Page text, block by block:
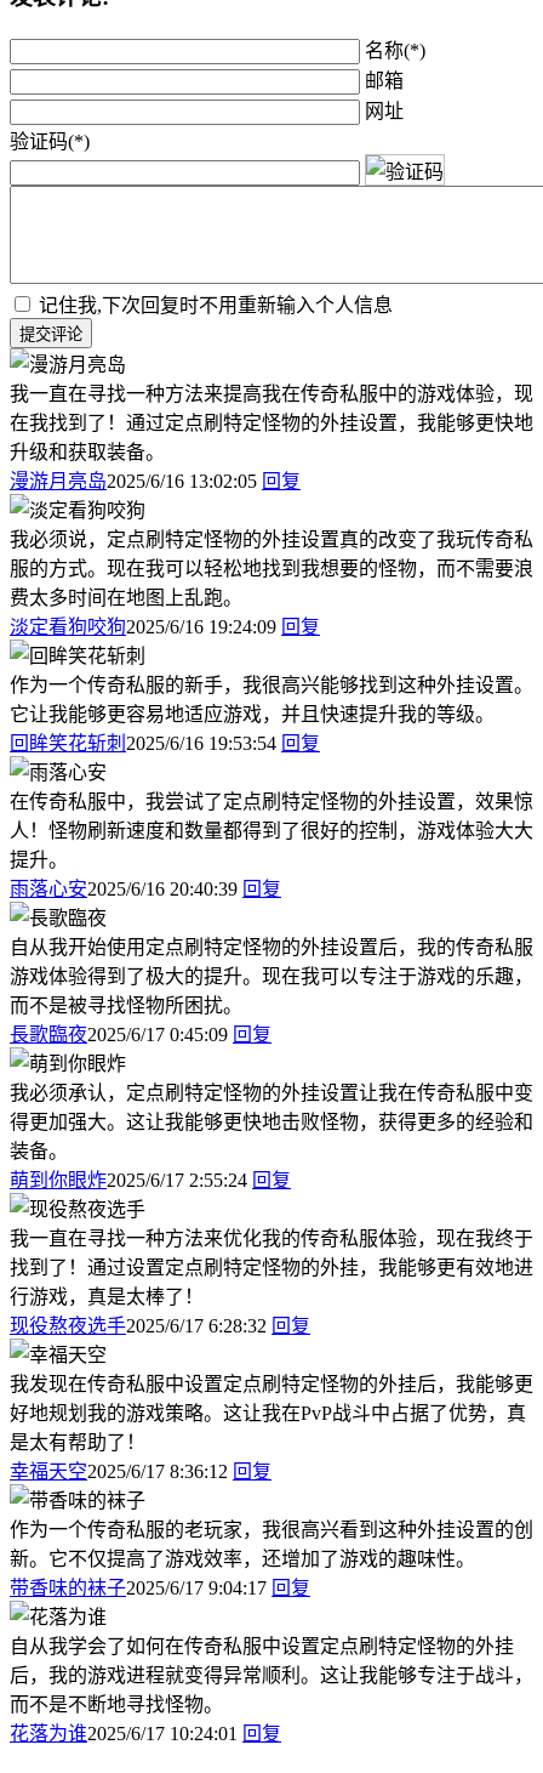
名称(*)
邮箱
网址
验证码(*)
记住我,下次回复时不用重新输入个人信息
提交评论
我一直在寻找一种方法来提高我在传奇私服中的游戏体验，现
在我找到了！通过定点刷特定怪物的外挂设置，我能够更快地
升级和获取装备。
漫游月亮岛2025/6/16 13:02:05 回复
我必须说，定点刷特定怪物的外挂设置真的改变了我玩传奇私
服的方式。现在我可以轻松地找到我想要的怪物，而不需要浪
费太多时间在地图上乱跑。
淡定看狗咬狗2025/6/16 19:24:09 回复
作为一个传奇私服的新手，我很高兴能够找到这种外挂设置。
它让我能够更容易地适应游戏，并且快速提升我的等级。
回眸笑花斩刺 2025/6/16 19:53:54 回复
在传奇私服中，我尝试了定点刷特定怪物的外挂设置，效果惊
人！怪物刷新速度和数量都得到了很好的控制，游戏体验大大
提升。
雨落心安2025/6/16 20:40:39 回复
自从我开始使用定点刷特定怪物的外挂设置后，我的传奇私服
游戏体验得到了极大的提升。现在我可以专注于游戏的乐趣，
而不是被寻找怪物所困扰。
長歌臨夜2025/6/17 0:45:09 回复
我必须承认，定点刷特定怪物的外挂设置让我在传奇私服中变
得更加强大。这让我能够更快地击败怪物，获得更多的经验和
装备。
萌到你眼炸2025/6/17 2:55:24 回复
我一直在寻找一种方法来优化我的传奇私服体验，现在我终于
找到了！通过设置定点刷特定怪物的外挂，我能够更有效地进
行游戏，真是太棒了！
现役熬夜选手2025/6/17 6:28:32 回复
我发现在传奇私服中设置定点刷特定怪物的外挂后，我能够更
好地规划我的游戏策略。这让我在PvP战斗中占据了优势，真
是太有帮助了！
幸福天空2025/6/17 8:36:12 回复
作为一个传奇私服的老玩家，我很高兴看到这种外挂设置的创
新。它不仅提高了游戏效率，还增加了游戏的趣味性。
带香味的袜子2025/6/17 9:04:17 回复
自从我学会了如何在传奇私服中设置定点刷特定怪物的外挂
后，我的游戏进程就变得异常顺利。这让我能够专注于战斗，
而不是不断地寻找怪物。
花落为谁2025/6/17 10:24:01 回复